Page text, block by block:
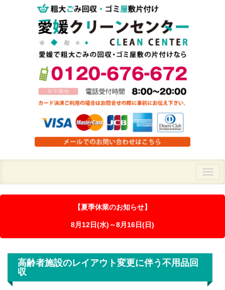
【夏季休業のお知らせ】
8月12日(水)～8月16日(日)
高齢者施設のレイアウト変更に伴う不用品回
収